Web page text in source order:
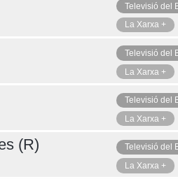
Televisió del
La Xarxa +
Televisió del
La Xarxa +
Televisió del
La Xarxa +
(R)
Televisió del
La Xarxa +